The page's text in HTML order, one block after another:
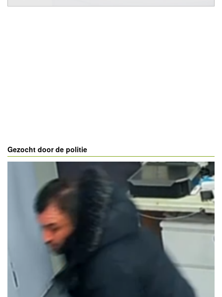
Gezocht door de politie